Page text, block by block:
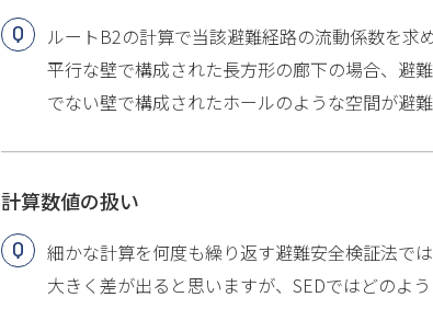
ルートB2の計算で当該避難経路の流動係数を求
平行な壁で構成された長方形の廊下の場合、避
でない壁で構成されたホールのような空間が避
計算数値の扱い
細かな計算を何度も繰り返す避難安全検証法で
大きく差が出ると思いますが、SEDではどのよ